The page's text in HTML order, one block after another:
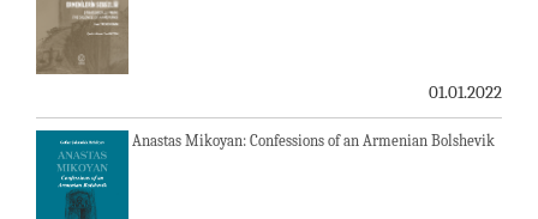
01.01.2022
Anastas Mikoyan: Confessions of an Armenian Bolshevik